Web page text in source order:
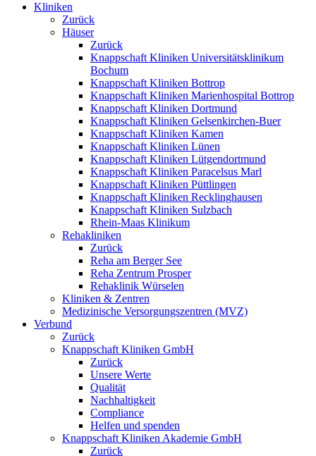
Kliniken
Zurück
Häuser
Zurück
Knappschaft Kliniken Universitätsklinikum
Bochum
Knappschaft Kliniken Bottrop
Knappschaft Kliniken Marienhospital Bottrop
Knappschaft Kliniken Dortmund
Knappschaft Kliniken Gelsenkirchen-Buer
Knappschaft Kliniken Kamen
Knappschaft Kliniken Lünen
Knappschaft Kliniken Lütgendortmund
Knappschaft Kliniken Paracelsus Marl
Knappschaft Kliniken Püttlingen
Knappschaft Kliniken Recklinghausen
Knappschaft Kliniken Sulzbach
Rhein-Maas Klinikum
Rehakliniken
Zurück
Reha am Berger See
Reha Zentrum Prosper
Rehaklinik Würselen
Kliniken & Zentren
Medizinische Versorgungszentren (MVZ)
Verbund
Zurück
Knappschaft Kliniken GmbH
Zurück
Unsere Werte
Qualität
Nachhaltigkeit
Compliance
Helfen und spenden
Knappschaft Kliniken Akademie GmbH
Zurück